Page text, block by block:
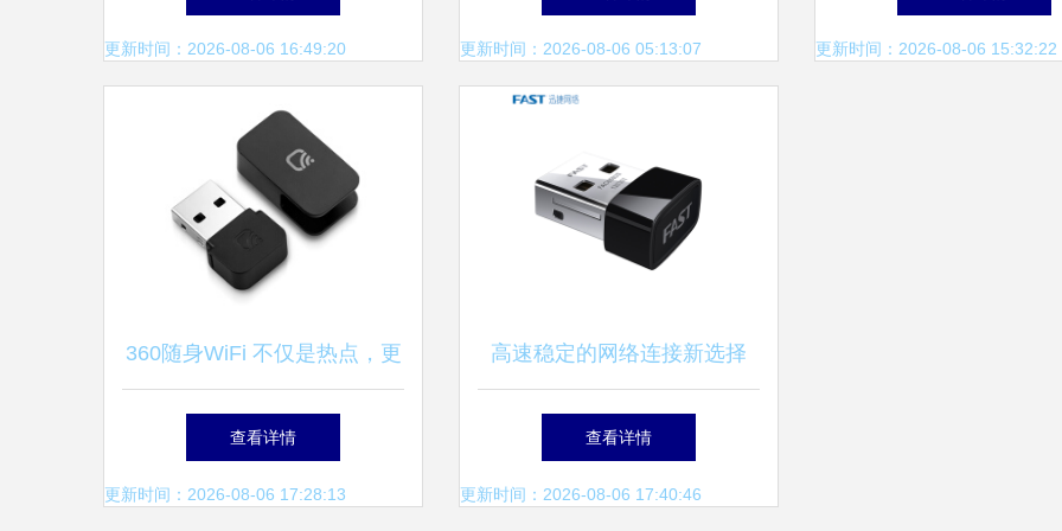
与厂家解析
更新时间：2026-08-06 16:49:20 度解析
更新时间：2026-08-06 05:13:07 厂家与深圳市中为盛世
更新时间：2026-08-06 15:32:22
360随身WiFi 不仅是热点，更
是便携无线网卡的智能之选
查看详情
更新时间：2026-08-06 17:28:13
高速稳定的网络连接新选择
迅捷免驱USB无线网卡深度解
析
查看详情
更新时间：2026-08-06 17:40:46